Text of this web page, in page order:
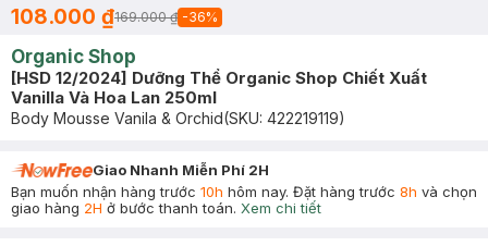
108.000 ₫169.000 ₫ -36%
Organic Shop
[HSD 12/2024] Dưỡng Thể Organic Shop Chiết Xuất
Vanilla Và Hoa Lan 250ml
Body Mousse Vanila & Orchid(SKU: 422219119)
Giao Nhanh Miễn Phí 2H
Bạn muốn nhận hàng trước 10h hôm nay. Đặt hàng trước 8h và chọn
giao hàng 2H ở bước thanh toán. Xem chi tiết